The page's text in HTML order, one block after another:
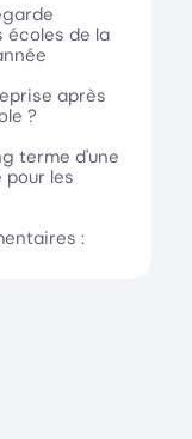
écoles de la
après
?
terme d'une
les
: